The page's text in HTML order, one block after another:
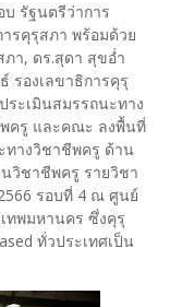
บ รัฐนตรีว่าการ
รคุรุสภา พร้อมด้วย
า, ดร.สุดา สุขอ่ำ
รองเลขาธิการคุรุ
ะเมินสมรรถนะทาง
ครู และคณะ ลงพื้นที่
ทางวิชาชีพครู ด้าน
วิชาชีพครู รายวิชา
รอบที่ 4 ณ ศูนย์
ทพมหานคร ซึ่งคุรุ
ทั่วประเทศเป็น